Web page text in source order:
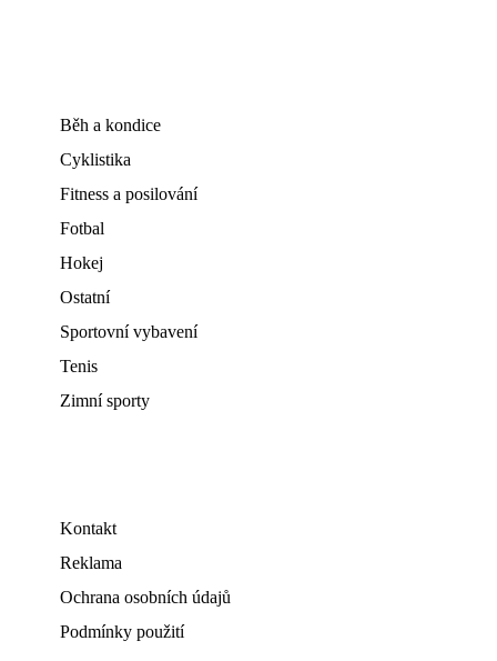
Běh a kondice
Cyklistika
Fitness a posilování
Fotbal
Hokej
Ostatní
Sportovní vybavení
Tenis
Zimní sporty
Kontakt
Reklama
Ochrana osobních údajů
Podmínky použití